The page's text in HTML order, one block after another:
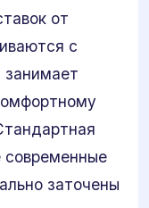
от
с
заточены